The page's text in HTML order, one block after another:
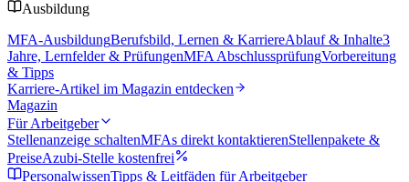
Ausbildung
MFA-AusbildungBerufsbild, Lernen & KarriereAblauf & Inhalte3
Jahre, Lernfelder & PrüfungenMFA AbschlussprüfungVorbereitung
& Tipps
Karriere-Artikel im Magazin entdecken
Magazin
Für Arbeitgeber
Stellenanzeige schaltenMFAs direkt kontaktierenStellenpakete &
PreiseAzubi-Stelle kostenfrei
PersonalwissenTipps & Leitfäden für Arbeitgeber